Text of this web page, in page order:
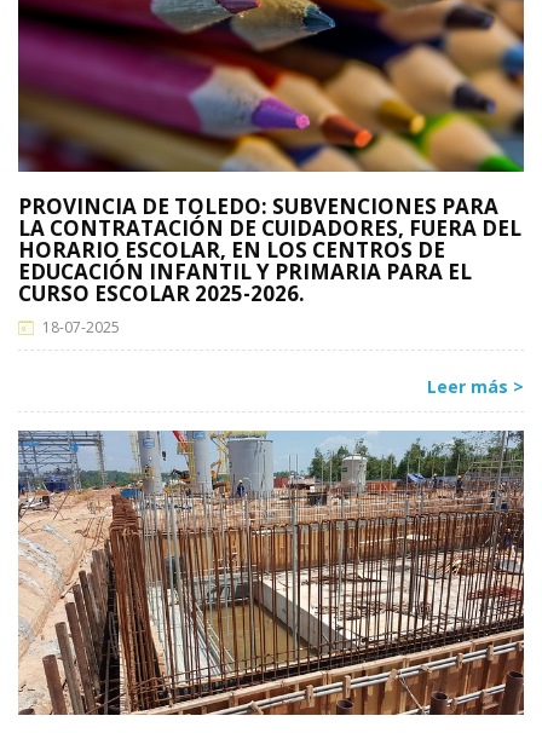
PROVINCIA DE TOLEDO: SUBVENCIONES PARA
LA CONTRATACIÓN DE CUIDADORES, FUERA DEL
HORARIO ESCOLAR, EN LOS CENTROS DE
EDUCACIÓN INFANTIL Y PRIMARIA PARA EL
CURSO ESCOLAR 2025-2026.
18-07-2025
Leer más >